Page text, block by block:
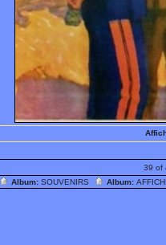
39 of
Album: SOUVENIRS Album: